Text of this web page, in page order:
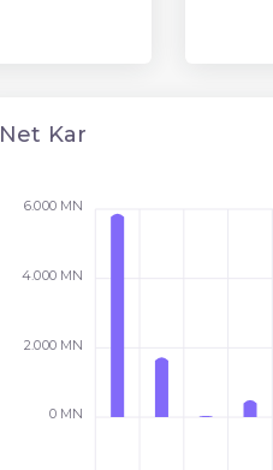
Net Kar
6.000 MN
4.000 MN
2.000 MN
0 MN